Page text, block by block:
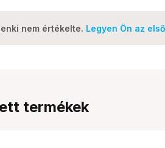
nem értékelte. Legyen Ön az
termékek